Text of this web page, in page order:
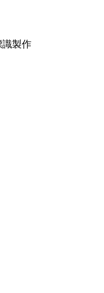
識製作